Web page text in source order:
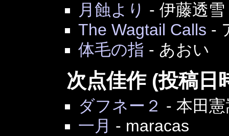
月蝕より - 伊藤透雪
The Wagtail Calls -
体毛の指 - あおい
次点佳作 (投稿日
ダフネー２ - 本田憲
一月 - maracas